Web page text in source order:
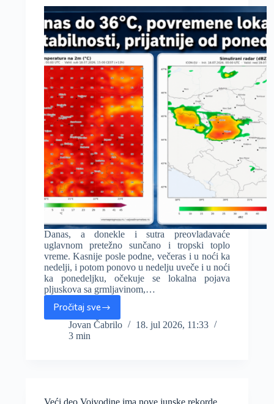
40°C,
evo
kada
se
može
očekivati
prvo
osveženje
Danas, a donekle i sutra preovladavaće
uglavnom pretežno sunčano i tropski toplo
vreme. Kasnije posle podne, večeras i u noći ka
nedelji, i potom ponovo u nedelju uveče i u noći
ka ponedeljku, očekuje se lokalna pojava
pljuskova sa grmljavinom,…
Pročitaj sve
Danas
do
36°C,
od
Jovan Čabrilo
18. jul 2026, 11:33
3 min
Veći deo Vojvodine ima nove junske rekorde